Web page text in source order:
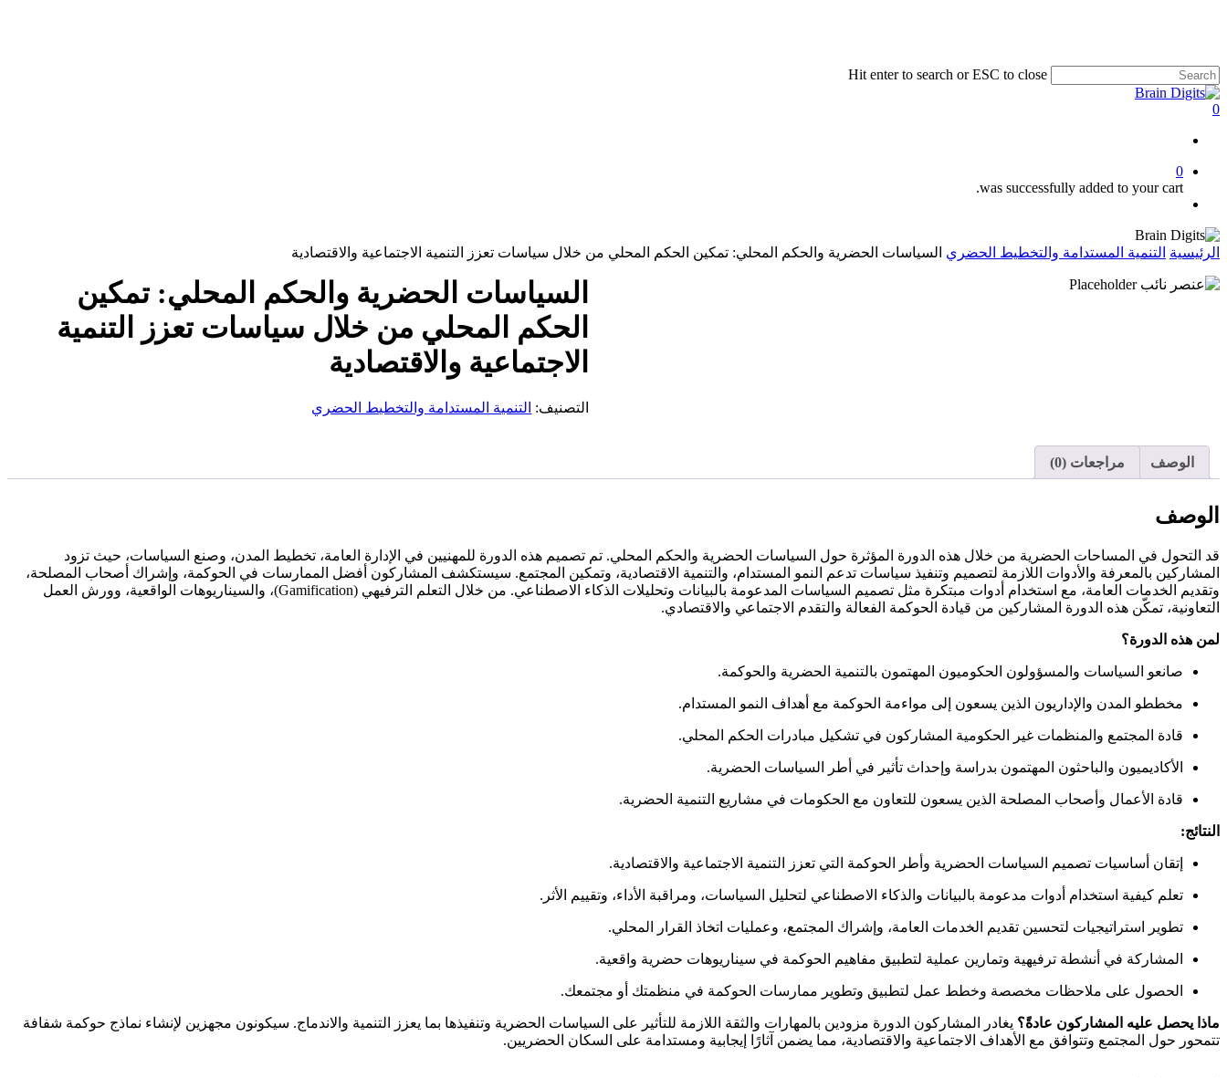
content
Hit enter to search or ESC to close
Close
Search
0
0
was successfully added to your cart.
الرئيسية التنمية المستدامة والتخطيط الحضري السياسات الحضرية والحكم المحلي: تمكين الحكم المحلي من خلال سياسات تعزز التنمية الاجتماعية والاقتصادية
السياسات الحضرية والحكم المحلي: تمكين
الحكم المحلي من خلال سياسات تعزز التنمية
الاجتماعية والاقتصادية
التصنيف: التنمية المستدامة والتخطيط الحضري
الوصف مراجعات (0)
الوصف
قد التحول في المساحات الحضرية من خلال هذه الدورة المؤثرة حول السياسات الحضرية والحكم المحلي. تم تصميم هذه الدورة للمهنيين في الإدارة العامة، تخطيط المدن، وصنع السياسات، حيث تزود
المشاركين بالمعرفة والأدوات اللازمة لتصميم وتنفيذ سياسات تدعم النمو المستدام، والتنمية الاقتصادية، وتمكين المجتمع. سيستكشف المشاركون أفضل الممارسات في الحوكمة، وإشراك أصحاب المصلحة،
وتقديم الخدمات العامة، مع استخدام أدوات مبتكرة مثل تصميم السياسات المدعومة بالبيانات وتحليلات الذكاء الاصطناعي. من خلال التعلم الترفيهي (Gamification)، والسيناريوهات الواقعية، وورش العمل
التعاونية، تمكّن هذه الدورة المشاركين من قيادة الحوكمة الفعالة والتقدم الاجتماعي والاقتصادي.
لمن هذه الدورة؟
صانعو السياسات والمسؤولون الحكوميون المهتمون بالتنمية الحضرية والحوكمة.
مخططو المدن والإداريون الذين يسعون إلى مواءمة الحوكمة مع أهداف النمو المستدام.
قادة المجتمع والمنظمات غير الحكومية المشاركون في تشكيل مبادرات الحكم المحلي.
الأكاديميون والباحثون المهتمون بدراسة وإحداث تأثير في أطر السياسات الحضرية.
قادة الأعمال وأصحاب المصلحة الذين يسعون للتعاون مع الحكومات في مشاريع التنمية الحضرية.
النتائج:
إتقان أساسيات تصميم السياسات الحضرية وأطر الحوكمة التي تعزز التنمية الاجتماعية والاقتصادية.
تعلم كيفية استخدام أدوات مدعومة بالبيانات والذكاء الاصطناعي لتحليل السياسات، ومراقبة الأداء، وتقييم الأثر.
تطوير استراتيجيات لتحسين تقديم الخدمات العامة، وإشراك المجتمع، وعمليات اتخاذ القرار المحلي.
المشاركة في أنشطة ترفيهية وتمارين عملية لتطبيق مفاهيم الحوكمة في سيناريوهات حضرية واقعية.
الحصول على ملاحظات مخصصة وخطط عمل لتطبيق وتطوير ممارسات الحوكمة في منظمتك أو مجتمعك.
ماذا يحصل عليه المشاركون عادةً؟ يغادر المشاركون الدورة مزودين بالمهارات والثقة اللازمة للتأثير على السياسات الحضرية وتنفيذها بما يعزز التنمية والاندماج. سيكونون مجهزين لإنشاء نماذج حوكمة شفافة
تتمحور حول المجتمع وتتوافق مع الأهداف الاجتماعية والاقتصادية، مما يضمن آثارًا إيجابية ومستدامة على السكان الحضريين.